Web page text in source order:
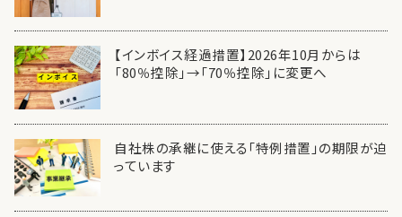
【インボイス経過措置】2026年10月からは
「80％控除」→「70％控除」に変更へ
自社株の承継に使える「特例措置」の期限が迫
っています